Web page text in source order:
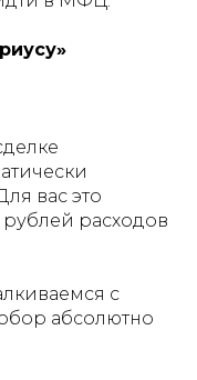
вас это
рублей расходов
с
абсолютно